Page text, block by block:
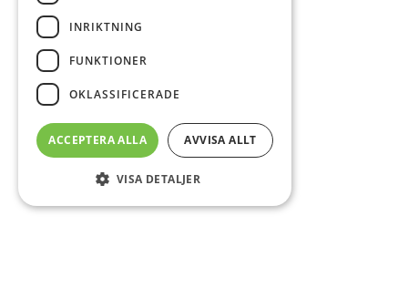
INRIKTNING
FUNKTIONER
OKLASSIFICERADE
ACCEPTERA ALLA AVVISA ALLT
VISA DETALJER